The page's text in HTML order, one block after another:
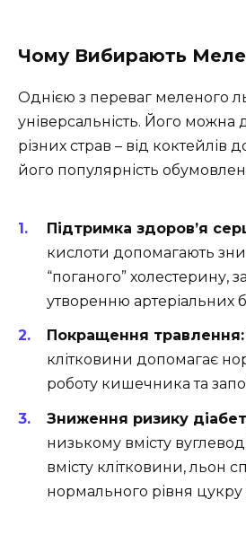
Чому Вибирають
Однією з переваг меленого
універсальність. Його можна
різних страв – від коктейлів
його популярність
Підтримка здоров’я
кислоти допомагають
“поганого” холестерину,
утворенню артеріальних
Покращення травлення:
клітковини допомагає
роботу кишечника та
Зниження ризику
низькому вмісту
вмісту клітковини, льон
нормального рівня цукру